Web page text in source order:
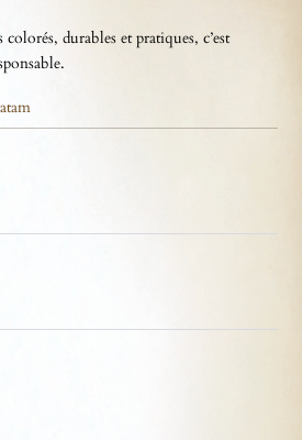
durables et pratiques, c’est